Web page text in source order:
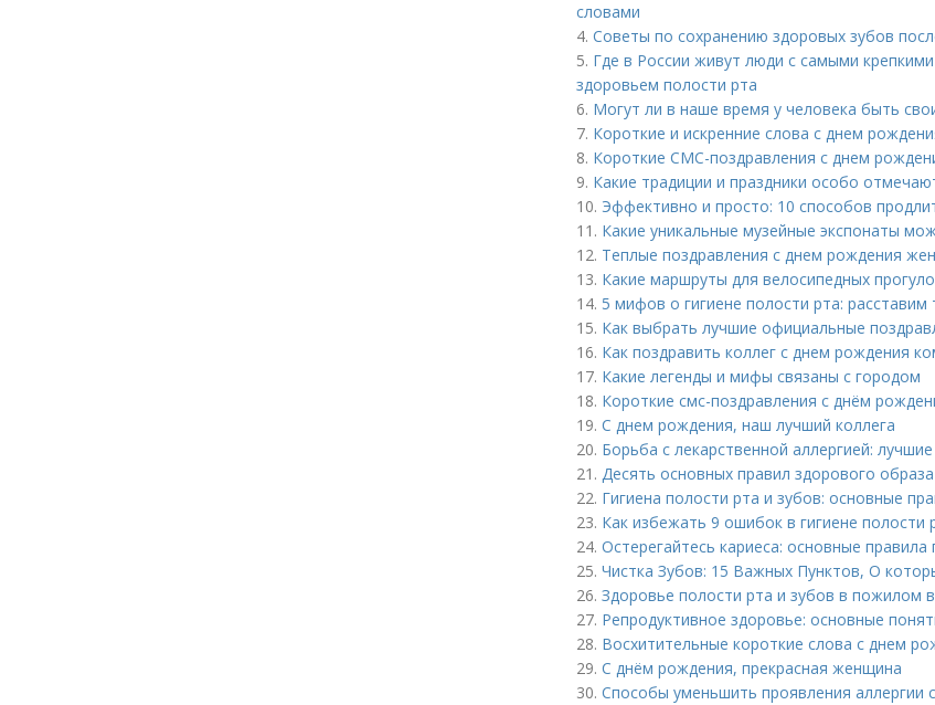
словами
4. Советы по сохранению здоровых зубов
5. Где в России живут люди с самыми
здоровьем полости рта
6. Могут ли в наше время у человека быть
7. Короткие и искренние слова с днем
8. Короткие СМС-поздравления с днем
9. Какие традиции и праздники особо
10. Эффективно и просто: 10 способов
11. Какие уникальные музейные экспонаты
12. Теплые поздравления с днем рождения
13. Какие маршруты для велосипедных
14. 5 мифов о гигиене полости рта: расставим
15. Как выбрать лучшие официальные
16. Как поздравить коллег с днем рождения
17. Какие легенды и мифы связаны с городом
18. Короткие смс-поздравления с днём
19. С днем рождения, наш лучший коллега
20. Борьба с лекарственной аллергией:
21. Десять основных правил здорового
22. Гигиена полости рта и зубов: основные
23. Как избежать 9 ошибок в гигиене полости
24. Остерегайтесь кариеса: основные правила
25. Чистка Зубов: 15 Важных Пунктов, О
26. Здоровье полости рта и зубов в пожилом
27. Репродуктивное здоровье: основные
28. Восхитительные короткие слова с днем
29. С днём рождения, прекрасная женщина
30. Способы уменьшить проявления